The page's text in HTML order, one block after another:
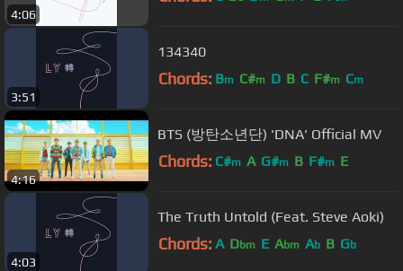
4:06
3:51
134340
Chords: Bm C#m D B C F#m Cm
4:16
BTS (방탄소년단) 'DNA' Official MV
Chords: C#m A G#m B F#m E
4:03
The Truth Untold (Feat. Steve Aoki)
Chords: A Dbm E Abm Ab B Gb